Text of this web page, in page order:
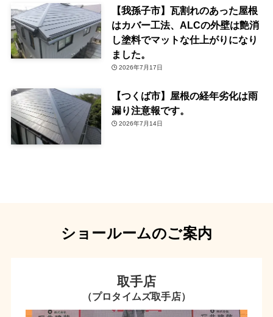
【我孫子市】瓦割れのあった屋根
はカバー工法、ALCの外壁は艶消
し塗料でマットな仕上がりになり
ました。
2026年7月17日
【つくば市】屋根の経年劣化は雨
漏り注意報です。
2026年7月14日
ショールームのご案内
取手店
（プロタイムズ取手店）